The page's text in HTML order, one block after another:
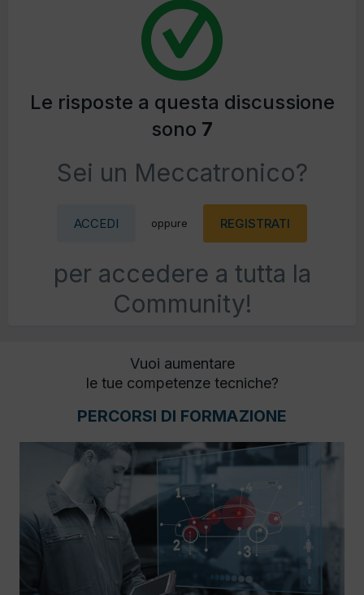
Le risposte a questa discussione
sono 7
Sei un Meccatronico?
ACCEDI oppure REGISTRATI
per accedere a tutta la
Community!
Vuoi aumentare
le tue competenze tecniche?
PERCORSI DI FORMAZIONE